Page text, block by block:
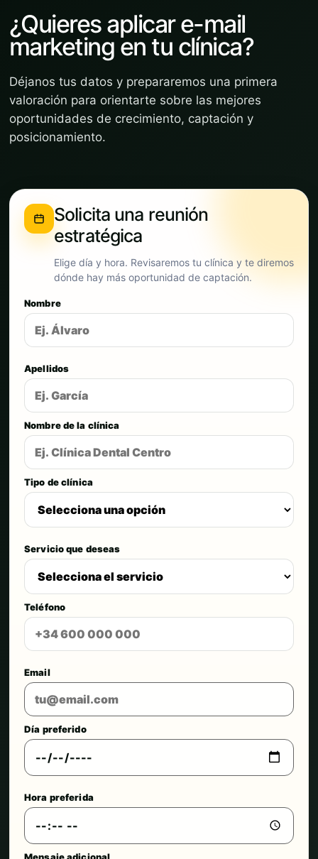
¿Quieres aplicar e-mail
marketing en tu clínica?
Déjanos tus datos y prepararemos una primera
valoración para orientarte sobre las mejores
oportunidades de crecimiento, captación y
posicionamiento.
Solicita una reunión
estratégica
Elige día y hora. Revisaremos tu clínica y te diremos
dónde hay más oportunidad de captación.
Nombre
Apellidos
Nombre de la clínica
Tipo de clínica
Servicio que deseas
Teléfono
Email
Día preferido
Hora preferida
Mensaje adicional